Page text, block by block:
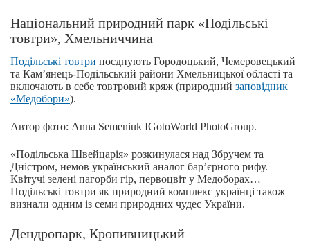
Національний природний парк «Подільські
товтри», Хмельниччина
Подільські товтри поєднують Городоцький, Чемеровецький
та Кам’янець-Подільський райони Хмельницької області та
включають в себе товтровий кряж (природний заповідник
«Медобори»).
Автор фото: Anna Semeniuk IGotoWorld PhotoGroup.
«Подільська Швейцарія» розкинулася над Збручем та
Дністром, немов український аналог бар’єрного рифу.
Квітучі зелені пагорби гір, первоцвіт у Медоборах…
Подільські товтри як природний комплекс українці також
визнали одним із семи природних чудес України.
Дендропарк, Кропивницький